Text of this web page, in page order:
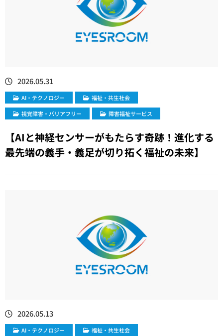
2026.05.31
​AI・テクノロジー
福祉・共生社会
視覚障害・バリアフリー
障害福祉サービス
【AIと神経センサーがもたらす奇跡！進化する
最先端の義手・義足が切り拓く福祉の未来】
2026.05.13
​AI・テクノロジー
福祉・共生社会